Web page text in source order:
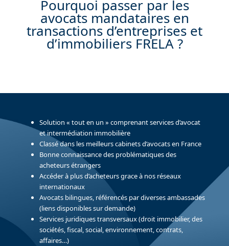
Pourquoi passer par les
avocats mandataires en
transactions d’entreprises et
d’immobiliers FRELA ?
Solution « tout en un » comprenant services d’avocat
et intermédiation immobilière
Classé dans les meilleurs cabinets d’avocats en France
Bonne connaissance des problématiques des
acheteurs étrangers
Accéder à plus d’acheteurs grace à nos réseaux
internationaux
Avocats bilingues, référencés par diverses ambassades
(liens disponibles sur demande)
Services juridiques transversaux (droit immobilier, des
sociétés, fiscal, social, environnement, contrats,
affaires…)